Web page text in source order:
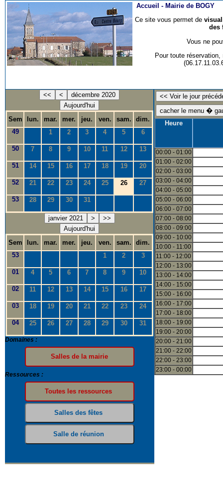
Accueil - Mairie de BOGY
Ce site vous permet de
des
Vous ne
Pour toute
<< <
décembre 2020
Aujourd'hui
Sem
lun. mar. mer. jeu. ven. sam.
dim.
49
1 2 3 4 5 6
50 7 8 9 10 11 12 13
51 14 15 16 17 18 19 20
52 21 22 23 24 25 26 27
53 28 29 30 31
janvier 2021 >
>>
Aujourd'hui
Sem
lun. mar. mer. jeu. ven. sam.
dim.
53
1 2 3
01 4 5 6 7 8 9 10
02 11 12 13 14 15 16 17
03 18 19 20 21 22 23 24
04 25 26 27 28 29 30 31
Domaines :
Ressources :
Heure
00:00 - 01:00
01:00 - 02:00
02:00 - 03:00
03:00 - 04:00
04:00 - 05:00
05:00 - 06:00
06:00 - 07:00
07:00 - 08:00
08:00 - 09:00
09:00 - 10:00
10:00 - 11:00
11:00 - 12:00
12:00 - 13:00
13:00 - 14:00
14:00 - 15:00
15:00 - 16:00
16:00 - 17:00
17:00 - 18:00
18:00 - 19:00
19:00 - 20:00
20:00 - 21:00
21:00 - 22:00
22:00 - 23:00
23:00 - 00:00